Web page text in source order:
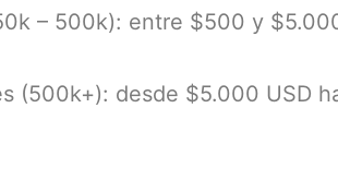
– 500k): entre $500 y
(500k+): desde $5.000 USD